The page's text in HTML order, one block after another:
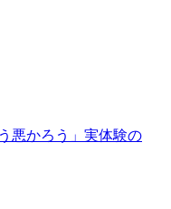
悪かろう」実体験の